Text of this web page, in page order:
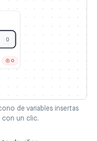
de variables insertas
con un clic.